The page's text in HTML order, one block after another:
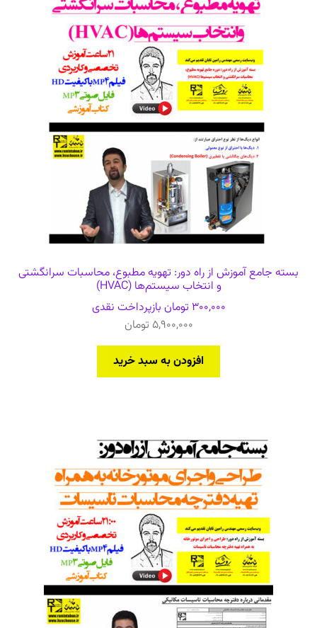
بسته جامع آموزش از راه دور: تهویه مطبوع، محاسبات سرانگشتی
و انتخاب سیستم‌ها (HVAC)
300,000 تومان بازپرداخت نقدی
5,900,000 تومان
افزودن به سبد خرید